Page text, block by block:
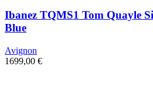
Ibanez TQMS1 Tom Quayle
Blue
Avignon
1699,00 €